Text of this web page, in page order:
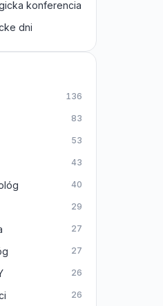
konferencia
dni
136
83
53
43
40
29
27
27
26
26